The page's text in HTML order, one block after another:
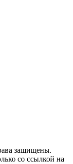
защищены.
со ссылкой на